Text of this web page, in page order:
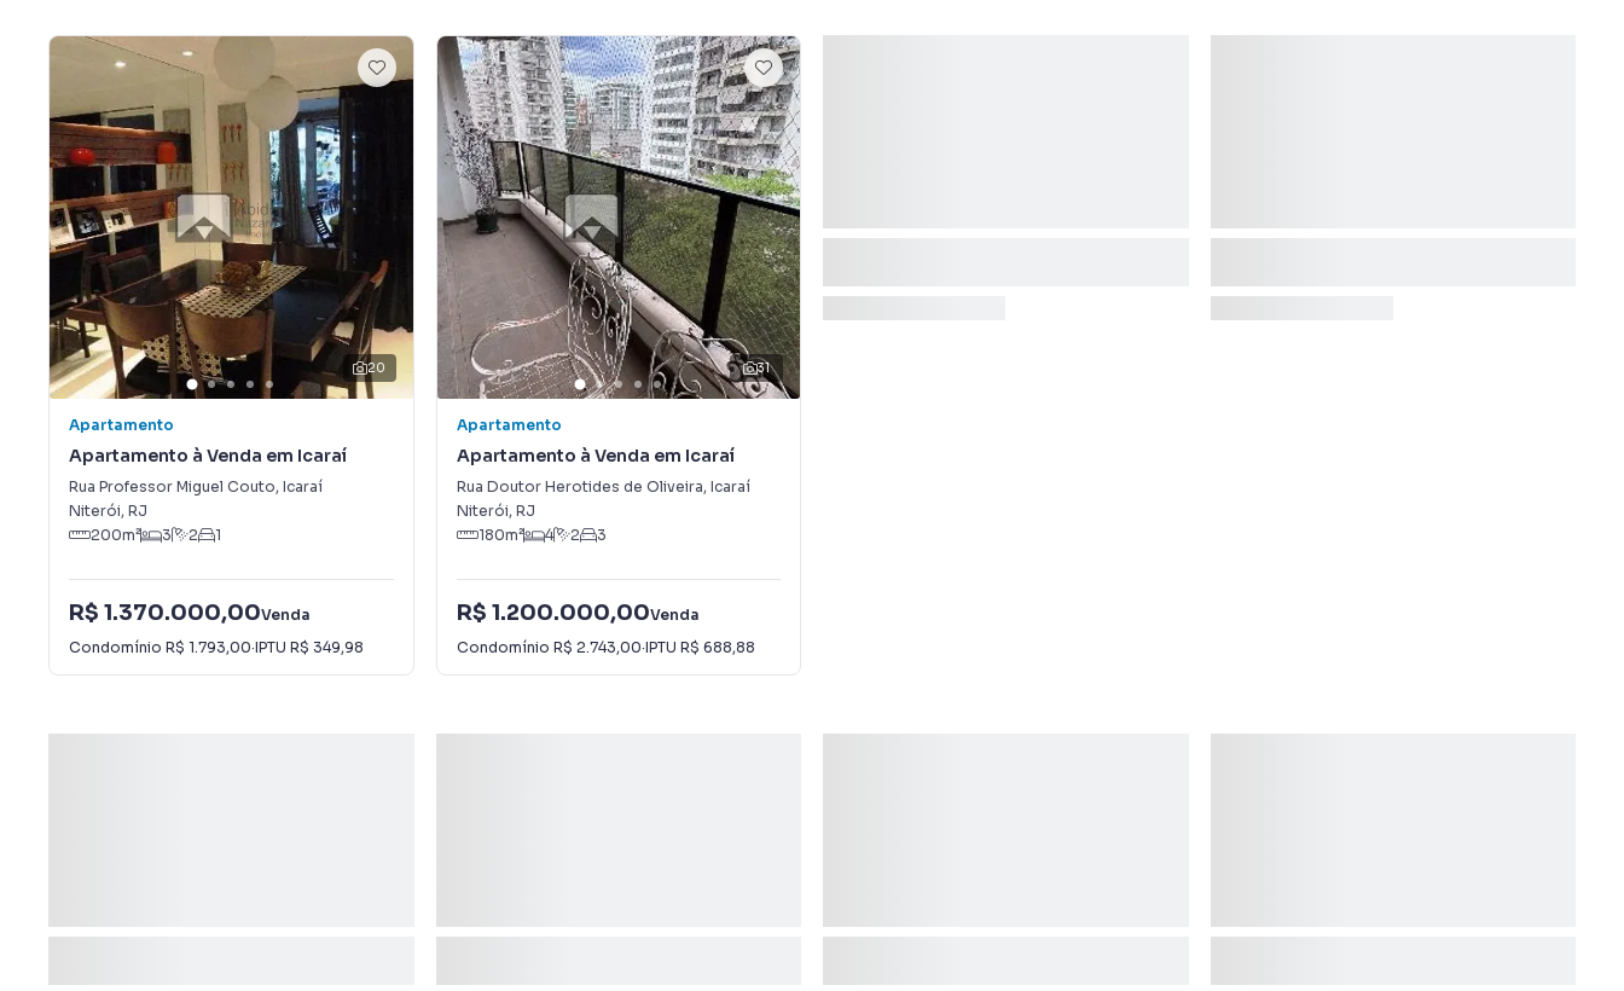
20
Apartamento
Apartamento à Venda em Icaraí
Rua Professor Miguel Couto, Icaraí
Niterói, RJ
200m² 3 2 1
R$ 1.370.000,00Venda
Condomínio R$ 1.793,00·IPTU R$ 349,98
31
Apartamento
Apartamento à Venda em Icaraí
Rua Doutor Herotides de Oliveira, Icaraí
Niterói, RJ
180m² 4 2 3
R$ 1.200.000,00Venda
Condomínio R$ 2.743,00·IPTU R$ 688,88